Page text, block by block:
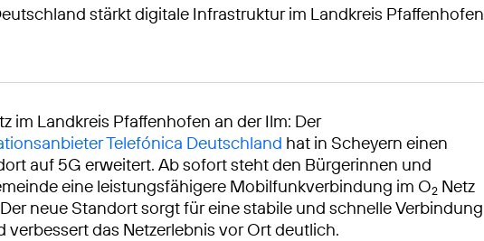
stärkt digitale Infrastruktur im Landkreis Pfaffenhofen
im Landkreis Pfaffenhofen an der Ilm: Der
Telefónica Deutschland hat in Scheyern einen
auf 5G erweitert. Ab sofort steht den Bürgerinnen und
eine leistungsfähigere Mobilfunkverbindung im O2 Netz
neue Standort sorgt für eine stabile und schnelle Verbindung
verbessert das Netzerlebnis vor Ort deutlich.